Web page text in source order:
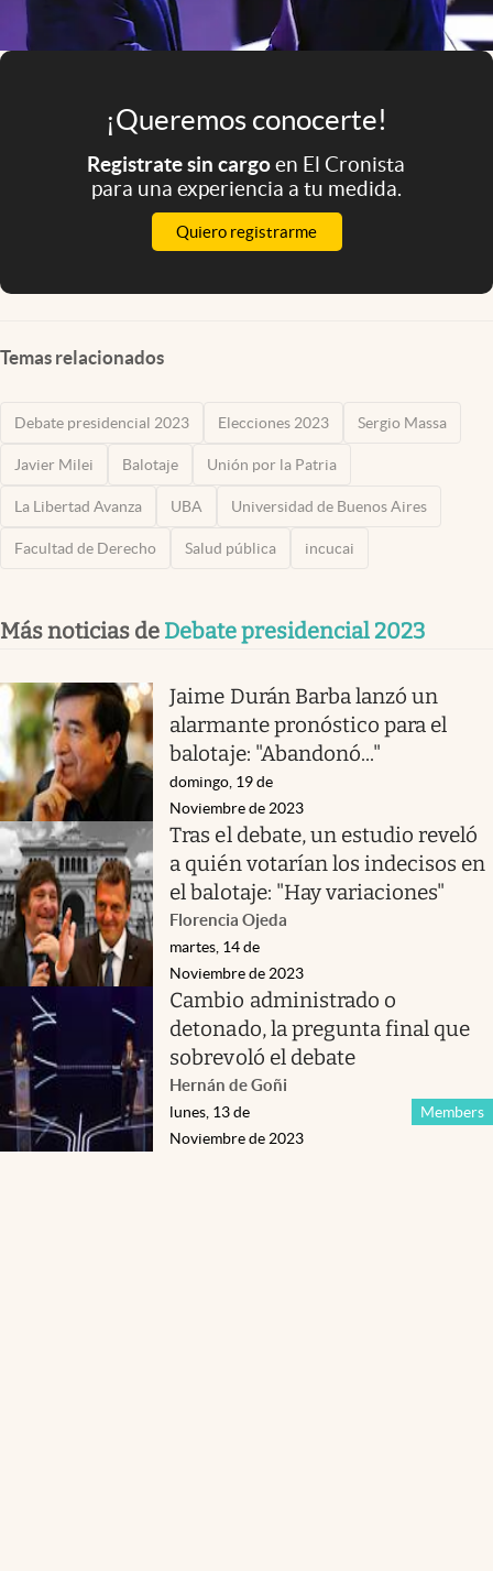
abre en nueva pestaña
Argentina
¡Queremos conocerte!
Registrate sin cargoen El Cronista
para una experiencia a tu medida.
Quiero registrarme
Temas relacionados
Debate presidencial 2023 Elecciones 2023 Sergio Massa
Javier Milei Balotaje Unión por la Patria
La Libertad Avanza UBA Universidad de Buenos Aires
Facultad de Derecho Salud pública incucai
Más noticias de Debate presidencial 2023
Jaime Durán Barba lanzó un
alarmante pronóstico para el
balotaje: "Abandonó..."
domingo, 19 de
Noviembre de 2023
Tras el debate, un estudio reveló
a quién votarían los indecisos en
el balotaje: "Hay variaciones"
Florencia Ojeda
martes, 14 de
Noviembre de 2023
Cambio administrado o
detonado, la pregunta final que
sobrevoló el debate
Hernán de Goñi
Members
lunes, 13 de
Noviembre de 2023